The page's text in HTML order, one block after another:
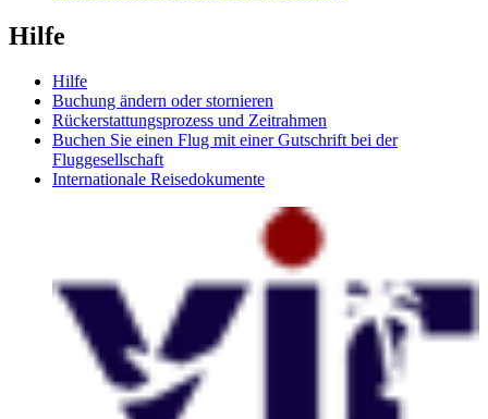
Hilfe
Hilfe
Buchung ändern oder stornieren
Rückerstattungsprozess und Zeitrahmen
Buchen Sie einen Flug mit einer Gutschrift bei der
Fluggesellschaft
Internationale Reisedokumente